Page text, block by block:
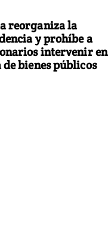
reorganiza la
y prohíbe a
intervenir en
de bienes públicos